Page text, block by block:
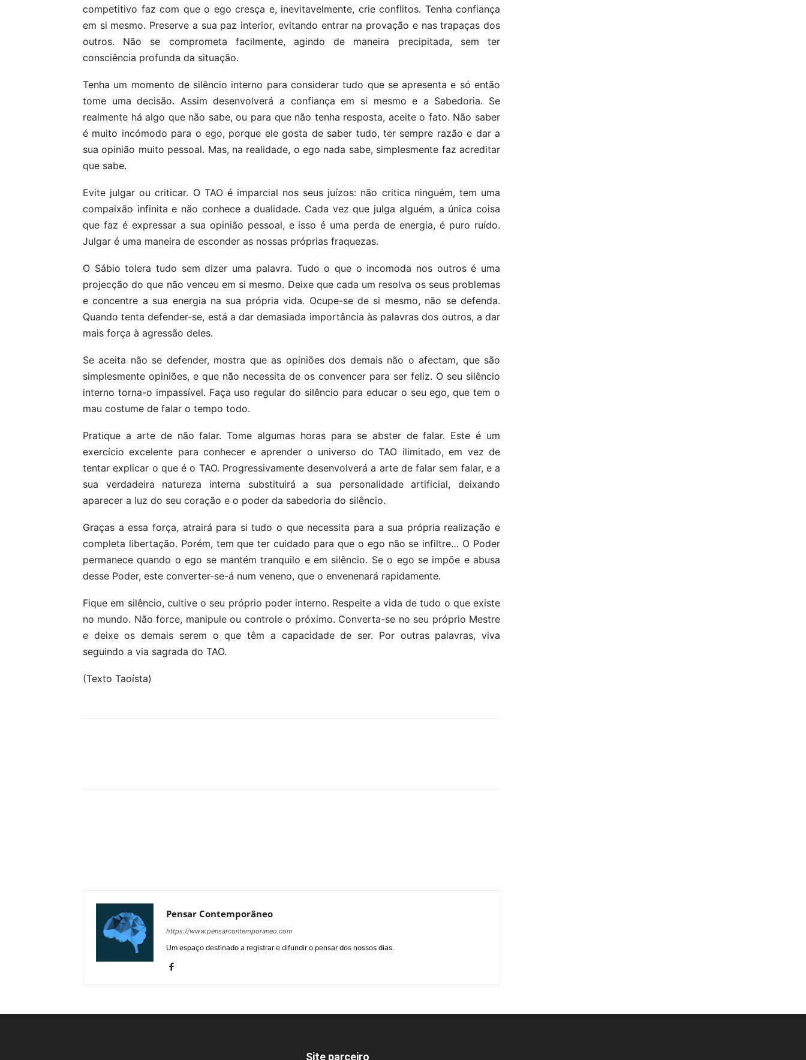
competitivo faz com que o ego cresça e, inevitavelmente, crie conflitos. Tenha confiança
em si mesmo. Preserve a sua paz interior, evitando entrar na provação e nas trapaças dos
outros. Não se comprometa facilmente, agindo de maneira precipitada, sem ter
consciência profunda da situação.
Tenha um momento de silêncio interno para considerar tudo que se apresenta e só então
tome uma decisão. Assim desenvolverá a confiança em si mesmo e a Sabedoria. Se
realmente há algo que não sabe, ou para que não tenha resposta, aceite o fato. Não saber
é muito incómodo para o ego, porque ele gosta de saber tudo, ter sempre razão e dar a
sua opinião muito pessoal. Mas, na realidade, o ego nada sabe, simplesmente faz acreditar
que sabe.
Evite julgar ou criticar. O TAO é imparcial nos seus juízos: não critica ninguém, tem uma
compaixão infinita e não conhece a dualidade. Cada vez que julga alguém, a única coisa
que faz é expressar a sua opinião pessoal, e isso é uma perda de energia, é puro ruído.
Julgar é uma maneira de esconder as nossas próprias fraquezas.
O Sábio tolera tudo sem dizer uma palavra. Tudo o que o incomoda nos outros é uma
projecção do que não venceu em si mesmo. Deixe que cada um resolva os seus problemas
e concentre a sua energia na sua própria vida. Ocupe-se de si mesmo, não se defenda.
Quando tenta defender-se, está a dar demasiada importância às palavras dos outros, a dar
mais força à agressão deles.
Se aceita não se defender, mostra que as opiniões dos demais não o afectam, que são
simplesmente opiniões, e que não necessita de os convencer para ser feliz. O seu silêncio
interno torna-o impassível. Faça uso regular do silêncio para educar o seu ego, que tem o
mau costume de falar o tempo todo.
Pratique a arte de não falar. Tome algumas horas para se abster de falar. Este é um
exercício excelente para conhecer e aprender o universo do TAO ilimitado, em vez de
tentar explicar o que é o TAO. Progressivamente desenvolverá a arte de falar sem falar, e a
sua verdadeira natureza interna substituirá a sua personalidade artificial, deixando
aparecer a luz do seu coração e o poder da sabedoria do silêncio.
Graças a essa força, atrairá para si tudo o que necessita para a sua própria realização e
completa libertação. Porém, tem que ter cuidado para que o ego não se infiltre… O Poder
permanece quando o ego se mantém tranquilo e em silêncio. Se o ego se impõe e abusa
desse Poder, este converter-se-á num veneno, que o envenenará rapidamente.
Fique em silêncio, cultive o seu próprio poder interno. Respeite a vida de tudo o que existe
no mundo. Não force, manipule ou controle o próximo. Converta-se no seu próprio Mestre
e deixe os demais serem o que têm a capacidade de ser. Por outras palavras, viva
seguindo a via sagrada do TAO.
(Texto Taoísta)
Pensar Contemporâneo
https://www.pensarcontemporaneo.com
Um espaço destinado a registrar e difundir o pensar dos nossos dias.
Site parceiro